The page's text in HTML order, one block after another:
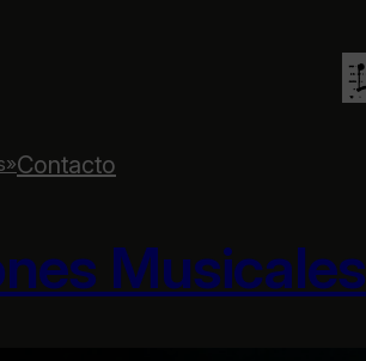
Contacto
Musicales